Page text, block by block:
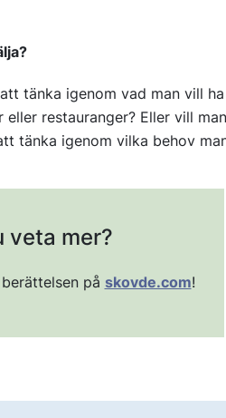
tänka igenom vad man vill
restauranger? Eller vill
tänka igenom vilka behov
veta mer?
på skovde.com!